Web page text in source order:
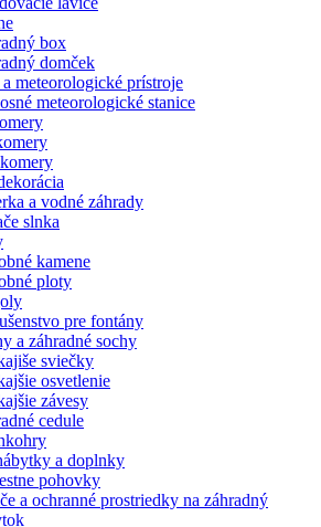
box
domček
meteorologické prístroje
meteorologické stanice
a vodné záhrady
slnka
kamene
ploty
pre fontány
a záhradné sochy
sviečky
osvetlenie
závesy
cedule
a doplnky
pohovky
a ochranné prostriedky na záhradný